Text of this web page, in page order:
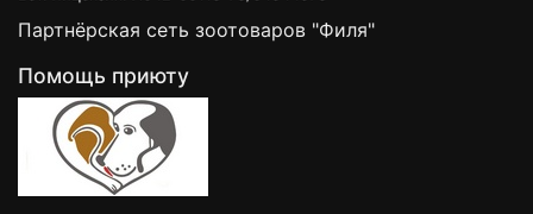
Партнёрская сеть зоотоваров "Филя"
Помощь приюту